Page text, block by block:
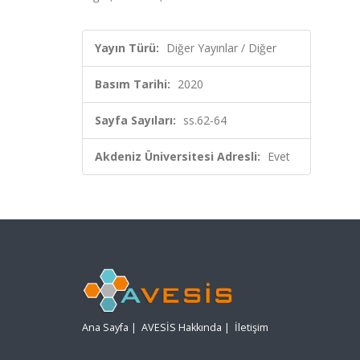
Yayın Türü: Diğer Yayınlar / Diğer
Basım Tarihi: 2020
Sayfa Sayıları: ss.62-64
Akdeniz Üniversitesi Adresli: Evet
Ana Sayfa | AVESİS Hakkında | İletişim